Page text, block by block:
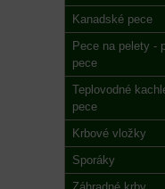
Kanadské pece
Pece na pelety -
pece
Teplovodné
pece
Krbové vložky
Sporáky